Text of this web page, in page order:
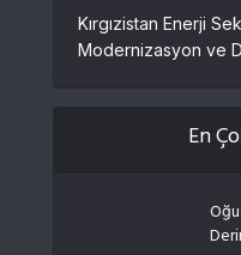
Kırgızistan Enerji
Modernizasyon ve
En